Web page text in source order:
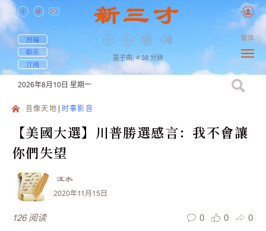
投稿
联系
订阅
笛子曲, 4:38 分钟
繁体
2026年8月10日 星期一
音像天地 时事影音
【美國大選】川普勝選感言：我不會讓
你們失望
汪水
2020年11月15日
126 阅读 0 0 0